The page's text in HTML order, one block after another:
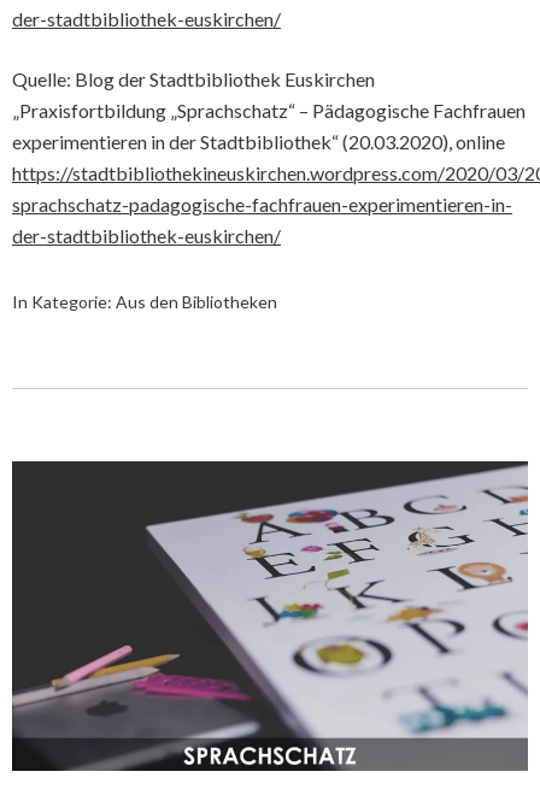
der-stadtbibliothek-euskirchen/
Quelle: Blog der Stadtbibliothek Euskirchen
„Praxisfortbildung „Sprachschatz“ – Pädagogische Fachfrauen
experimentieren in der Stadtbibliothek“ (20.03.2020), online
https://stadtbibliothekineuskirchen.wordpress.com/2020/03/
sprachschatz-padagogische-fachfrauen-experimentieren-in-
der-stadtbibliothek-euskirchen/
In Kategorie: Aus den Bibliotheken